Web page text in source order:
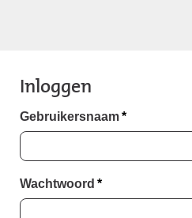
Inloggen
Gebruikersnaam*
Wachtwoord *